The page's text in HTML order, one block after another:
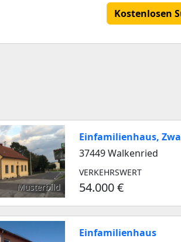
Kostenlosen
Musterbild
Einfamilienhaus,
37449 Walkenried
VERKEHRSWERT
54.000 €
Einfamilienhaus